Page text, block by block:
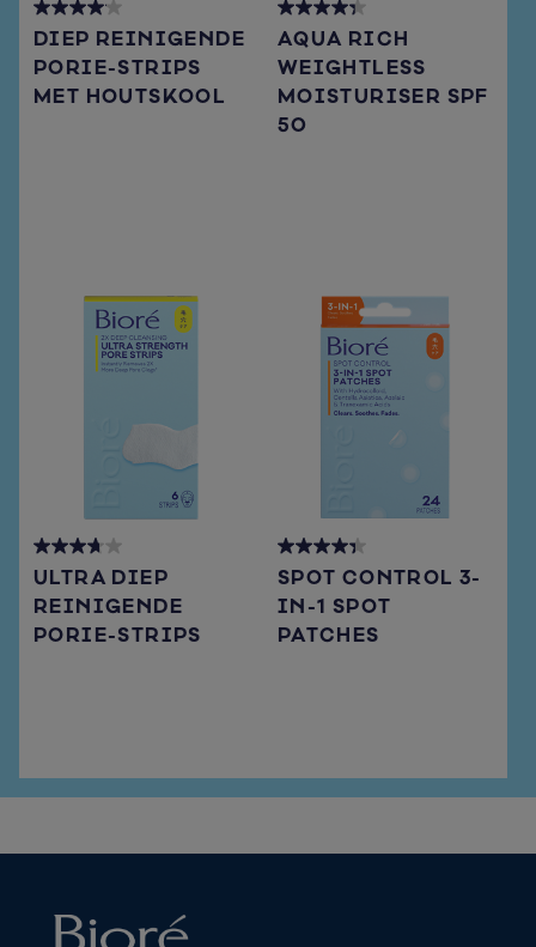
DIEP REINIGENDE
PORIE-STRIPS
MET HOUTSKOOL
4.1
out
of
5
AQUA RICH
WEIGHTLESS
MOISTURISER SPF
50
4.3
out
of
5
stars.
ULTRA DIEP
REINIGENDE
PORIE-STRIPS
3.7
out
of
5
SPOT CONTROL 3-
IN-1 SPOT
PATCHES
4.3
out
of
5